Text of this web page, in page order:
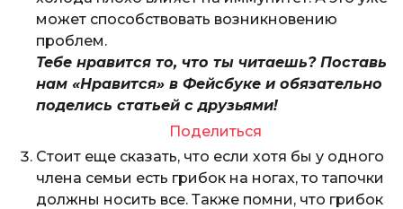
может способствовать возникновению
проблем.
Тебе нравится то, что ты читаешь? Поставь
нам «Нравится» в Фейсбуке и обязательно
поделись статьей с друзьями!
Поделиться
Стоит еще сказать, что если хотя бы у одного
члена семьи есть грибок на ногах, то тапочки
должны носить все. Также помни, что грибок